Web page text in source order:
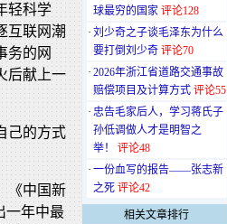
轻科学
互联网潮
务的网
后献上一
己的方式
《中国新
一年中最
球最穷的国家 评论128
· 刘少奇之子谈毛泽东为什么
要打倒刘少奇 评论70
· 2026年浙江省道路交通事故
赔偿项目及计算方式 评论55
· 忠告毛家后人，学习蒋氏子
孙低调做人才是明智之
举！
评论48
· 一份血写的报告——张志新
之死 评论42
相关文章排行